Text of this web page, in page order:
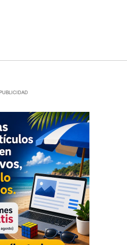
PUBLICIDAD